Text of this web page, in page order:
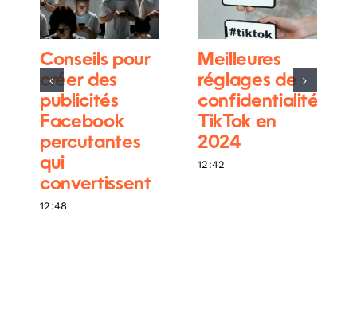
Conseils pour
créer des
publicités
Facebook
percutantes
qui
convertissent
12:48
Meilleures
réglages de
confidentialité
TikTok en
2024
12:42